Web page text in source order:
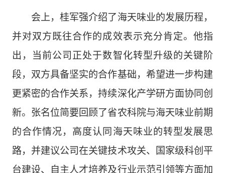
会上，桂军强介绍了海天味业的发展历程，
并对双方既往合作的成效表示充分肯定。他指
出，当前公司正处于数智化转型升级的关键阶
段，双方具备坚实的合作基础，希望进一步构建
更紧密的合作关系，持续深化产学研方面协同创
新。张名位简要回顾了省农科院与海天味业前期
的合作情况，高度认同海天味业的转型发展思
路，并建议公司在关键技术攻关、国家级科创平
台建设、自主人才培养及行业示范引领等方面加